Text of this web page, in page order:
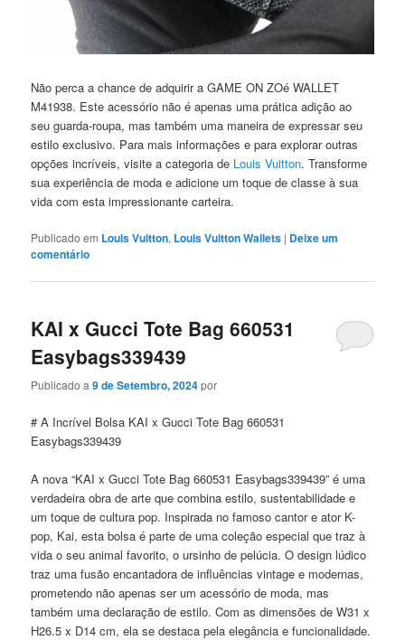
Não perca a chance de adquirir a GAME ON ZOé WALLET
M41938. Este acessório não é apenas uma prática adição ao
seu guarda-roupa, mas também uma maneira de expressar seu
estilo exclusivo. Para mais informações e para explorar outras
opções incríveis, visite a categoria de Louis Vuitton. Transforme
sua experiência de moda e adicione um toque de classe à sua
vida com esta impressionante carteira.
Publicado em Louis Vuitton, Louis Vuitton Wallets | Deixe um
comentário
KAI x Gucci Tote Bag 660531
Easybags339439
Publicado a9 de Setembro, 2024por
# A Incrível Bolsa KAI x Gucci Tote Bag 660531
Easybags339439
A nova “KAI x Gucci Tote Bag 660531 Easybags339439” é uma
verdadeira obra de arte que combina estilo, sustentabilidade e
um toque de cultura pop. Inspirada no famoso cantor e ator K-
pop, Kai, esta bolsa é parte de uma coleção especial que traz à
vida o seu animal favorito, o ursinho de pelúcia. O design lúdico
traz uma fusão encantadora de influências vintage e modernas,
prometendo não apenas ser um acessório de moda, mas
também uma declaração de estilo. Com as dimensões de W31 x
H26.5 x D14 cm, ela se destaca pela elegância e funcionalidade.